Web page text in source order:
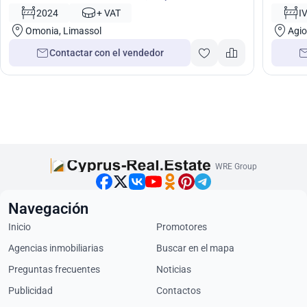
2024
+ VAT
Omonia, Limassol
Contactar con el vendedor
WRE Group
Navegación
Inicio
Promotores
Agencias inmobiliarias
Buscar en el mapa
Preguntas frecuentes
Noticias
Publicidad
Contactos